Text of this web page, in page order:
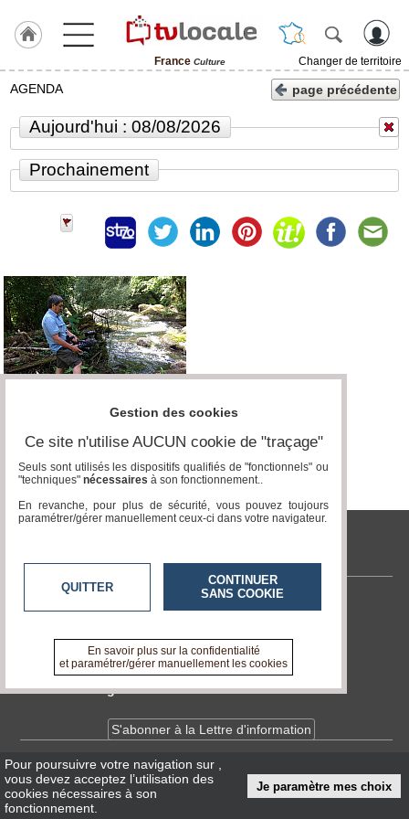
France Culture
Changer de territoire
J'adhère
TvLocale
France
Agenda
Gazette
Vidéos
Prémium
Inscription
annuaire
Accès
AGENDA page précédente
Aujourd'hui : 08/08/2026
Prochainement
tvlocale.fr
Contactez-nous
A propos de tvlocale.fr
Devenir délégué
S'abonner à la Lettre d'information
InfosCNIL/RGPD
Conditions Générales d'Utilisation
Pour poursuivre votre navigation sur
vous devez acceptez l’utilisation des
cookies nécessaires à son
fonctionnement.
Je paramètre mes choix
Gestion des cookies
Ce site n'utilise AUCUN cookie de "traçage"
Seuls sont utilisés les dispositifs qualifiés de "fonctionnels" ou
"techniques" nécessaires à son fonctionnement..
En revanche, pour plus de sécurité, vous pouvez toujours
paramétrer/gérer manuellement ceux-ci dans votre navigateur.
QUITTER
CONTINUER
SANS COOKIE
En savoir plus sur la confidentialité
et paramétrer/gérer manuellement les cookies